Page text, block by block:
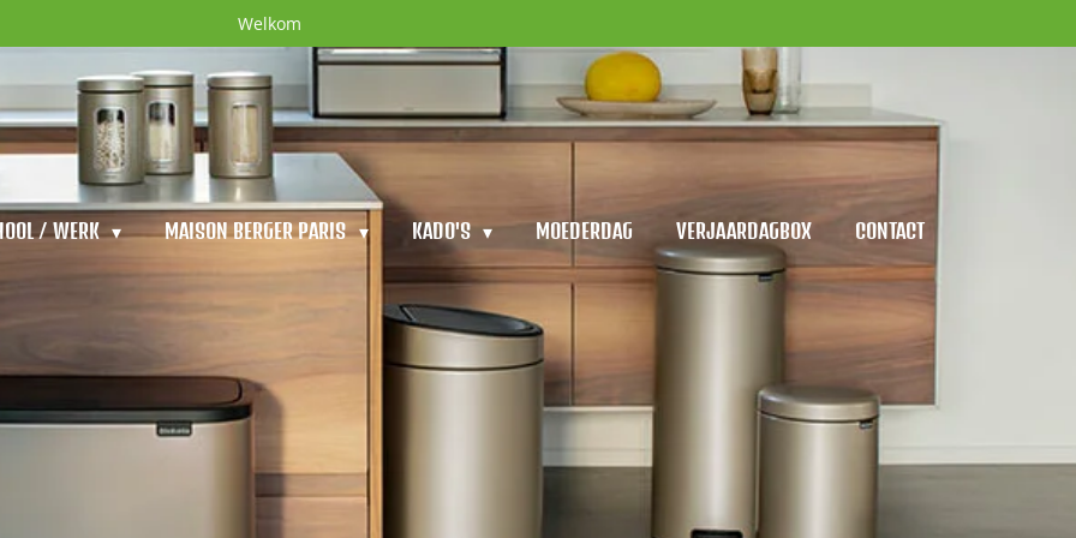
Welkom
/ WERK MAISON BERGER PARIS KADO'S MOEDERDAG VERJAARDAGBOX CONTACT